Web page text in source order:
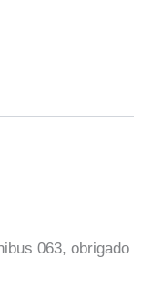
063, obrigado